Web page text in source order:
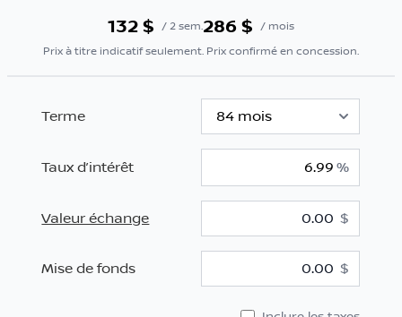
132$ / 2 sem.286$ / mois
Prix à titre indicatif seulement. Prix confirmé en concession.
Terme
Taux d’intérêt %
Valeur échange $ $
Mise de fonds $